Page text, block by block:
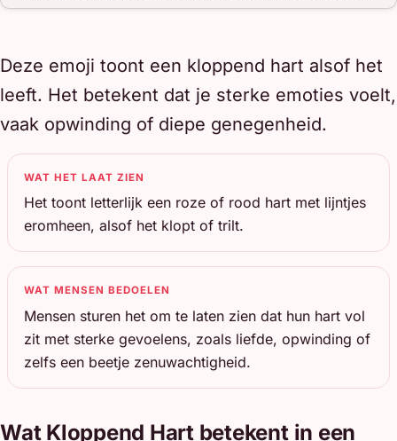
Deze emoji toont een kloppend hart alsof het
leeft. Het betekent dat je sterke emoties voelt,
vaak opwinding of diepe genegenheid.
WAT HET LAAT ZIEN
Het toont letterlijk een roze of rood hart met lijntjes
eromheen, alsof het klopt of trilt.
WAT MENSEN BEDOELEN
Mensen sturen het om te laten zien dat hun hart vol
zit met sterke gevoelens, zoals liefde, opwinding of
zelfs een beetje zenuwachtigheid.
Wat Kloppend Hart betekent in een